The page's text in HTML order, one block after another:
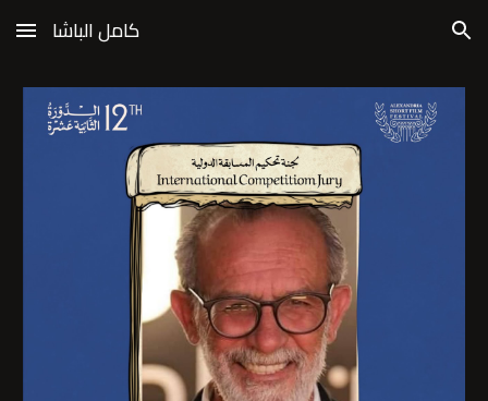
Skip to main content Skip to navigation كامل الباشا